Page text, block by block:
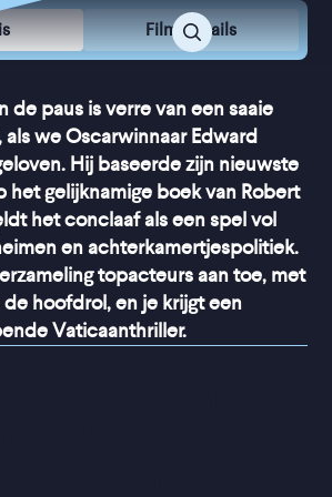
Film Details
de paus is verre van een saaie
we Oscarwinnaar Edward
Hij baseerde zijn nieuwste
het gelijknamige boek van Robert
het conclaaf als een spel vol
en achterkamertjespolitiek.
topacteurs aan toe, met
de hoofdrol, en je krijgt een
Vaticaanthriller.